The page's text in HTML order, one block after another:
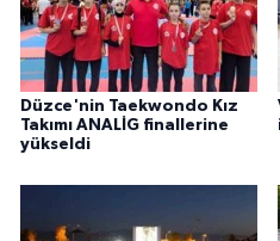
Düzce'nin Taekwondo Kız
Takımı ANALİG finallerine
yükseldi